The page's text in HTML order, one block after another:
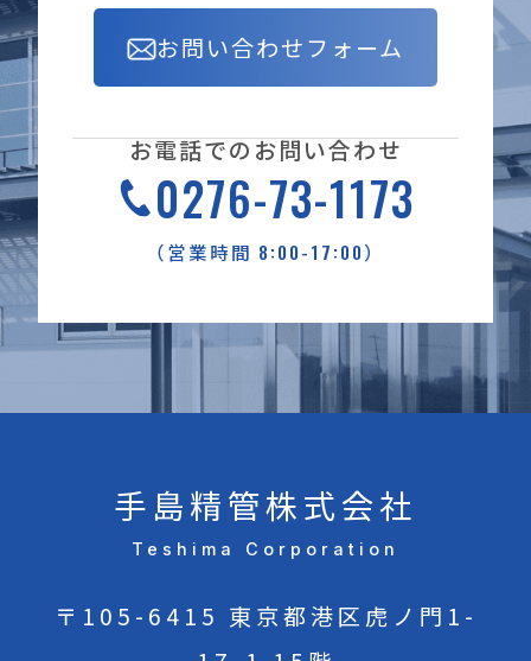
お問い合わせフォーム
お電話でのお問い合わせ
0276-73-1173
（営業時間 8:00-17:00）
手島精管株式会社
Teshima Corporation
〒105-6415 東京都港区虎ノ門1-